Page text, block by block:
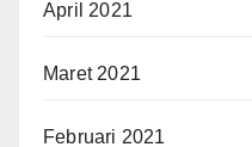
April 2021
Maret 2021
Februari 2021